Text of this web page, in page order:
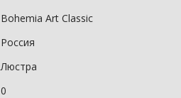
Bohemia Art Classic
Россия
Люстра
0